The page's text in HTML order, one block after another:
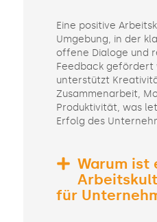
Eine positive
Umgebung, in der
offene Dialoge und
Feedback gefördert
unterstützt
Zusammenarbeit,
Produktivität, was
Erfolg des
Warum ist
für